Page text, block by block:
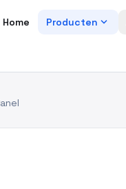
Home Producten expand_more